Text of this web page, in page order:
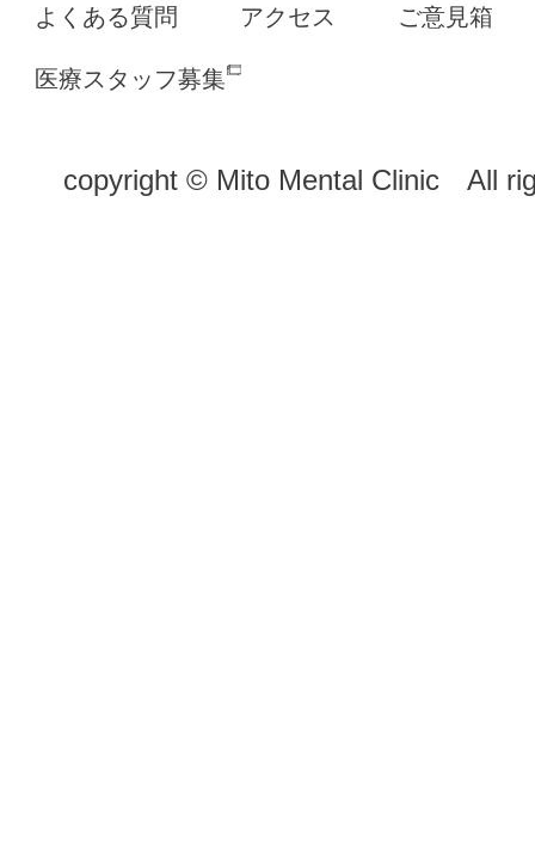
よくある質問 アクセス ご意見箱
医療スタッフ募集
copyright © Mito Mental Clinic All